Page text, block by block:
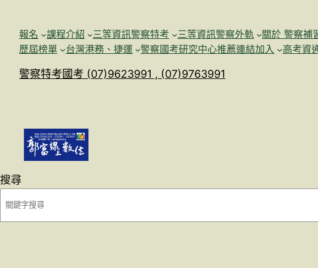
報名 課程介紹 三等資訊警察特考 三等資訊警察外軌 關於 警察補
歷屆榜單
台灣港務、捷運 警察國考研究中心推薦連結加入 高考資
警察特考國考 (07)9623991 , (07)9763991
搜尋